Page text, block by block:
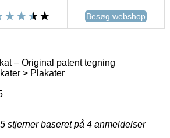
Besøg webshop
– Original patent tegning
> Plakater
stjerner baseret på 4 anmeldelser